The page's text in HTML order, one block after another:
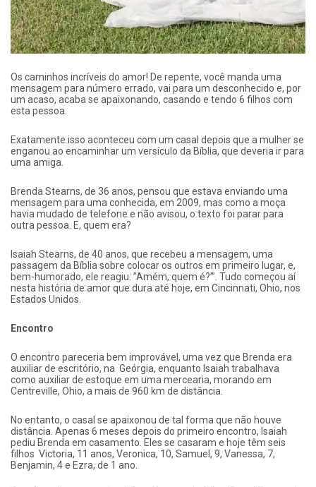
Os caminhos incríveis do amor! De repente, você manda uma
mensagem para número errado, vai para um desconhecido e, por
um acaso, acaba se apaixonando, casando e tendo 6 filhos com
esta pessoa.
Exatamente isso aconteceu com um casal depois que a mulher se
enganou ao encaminhar um versículo da Bíblia, que deveria ir para
uma amiga.
Brenda Stearns, de 36 anos, pensou que estava enviando uma
mensagem para uma conhecida, em 2009, mas como a moça
havia mudado de telefone e não avisou, o texto foi parar para
outra pessoa. E, quem era?
Isaiah Stearns, de 40 anos, que recebeu a mensagem, uma
passagem da Bíblia sobre colocar os outros em primeiro lugar, e,
bem-humorado, ele reagiu: ”Amém, quem é?’”. Tudo começou aí
nesta história de amor que dura até hoje, em Cincinnati, Ohio, nos
Estados Unidos.
Encontro
O encontro pareceria bem improvável, uma vez que Brenda era
auxiliar de escritório, na Geórgia, enquanto Isaiah trabalhava
como auxiliar de estoque em uma mercearia, morando em
Centreville, Ohio, a mais de 960 km de distância.
No entanto, o casal se apaixonou de tal forma que não houve
distância. Apenas 6 meses depois do primeiro encontro, Isaiah
pediu Brenda em casamento. Eles se casaram e hoje têm seis
filhos Victoria, 11 anos, Veronica, 10, Samuel, 9, Vanessa, 7,
Benjamin, 4 e Ezra, de 1 ano.